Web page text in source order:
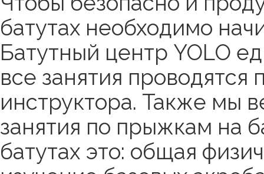
батутах необходимо
Батутный центр YOLO
все занятия проводятся
инструктора. Также мы
занятия по прыжкам на
батутах это: общая